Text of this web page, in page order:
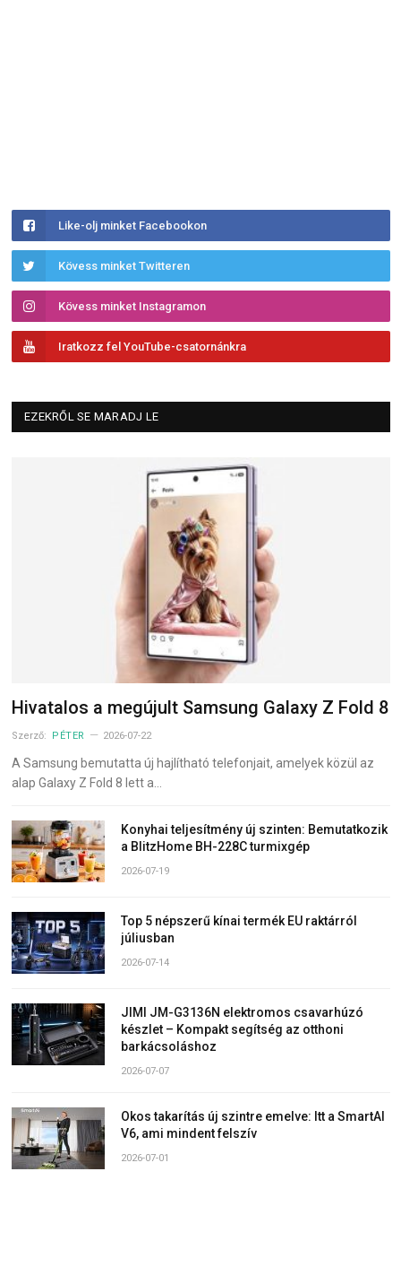
Like-olj minket Facebookon
Kövess minket Twitteren
Kövess minket Instagramon
Iratkozz fel YouTube-csatornánkra
EZEKRŐL SE MARADJ LE
Hivatalos a megújult Samsung Galaxy Z Fold 8
Szerző: PÉTER 2026-07-22
A Samsung bemutatta új hajlítható telefonjait, amelyek közül az
alap Galaxy Z Fold 8 lett a…
Konyhai teljesítmény új szinten: Bemutatkozik
a BlitzHome BH-228C turmixgép
2026-07-19
Top 5 népszerű kínai termék EU raktárról
júliusban
2026-07-14
JIMI JM-G3136N elektromos csavarhúzó
készlet – Kompakt segítség az otthoni
barkácsoláshoz
2026-07-07
Okos takarítás új szintre emelve: Itt a SmartAI
V6, ami mindent felszív
2026-07-01